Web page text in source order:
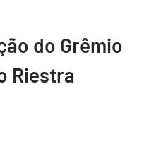
do Grêmio
Riestra